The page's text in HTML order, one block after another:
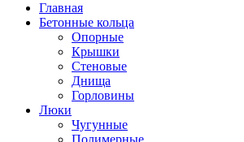
Главная
Бетонные кольца
Опорные
Крышки
Стеновые
Днища
Горловины
Люки
Чугунные
Полимерные